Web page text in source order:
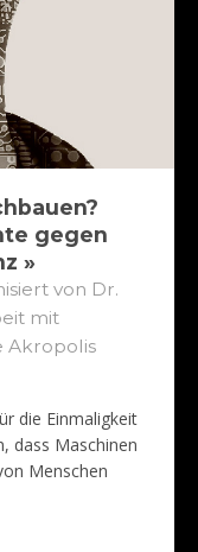
gegen
»
von Dr.
mit
Akropolis
die Einmaligkeit
dass Maschinen
Menschen